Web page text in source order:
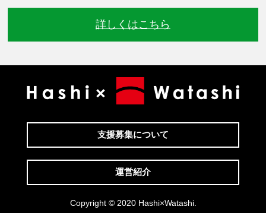
詳しくはこちら
支援募集について
運営紹介
Copyright © 2020 Hashi×Watashi.